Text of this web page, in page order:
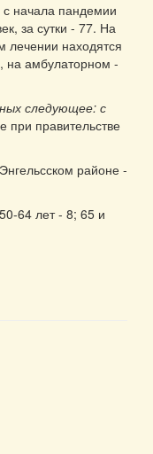
начала пандемии
за сутки - 77. На
лечении находятся
на амбулаторном -
следующее: с
при правительстве
районе -
64 лет - 8; 65 и